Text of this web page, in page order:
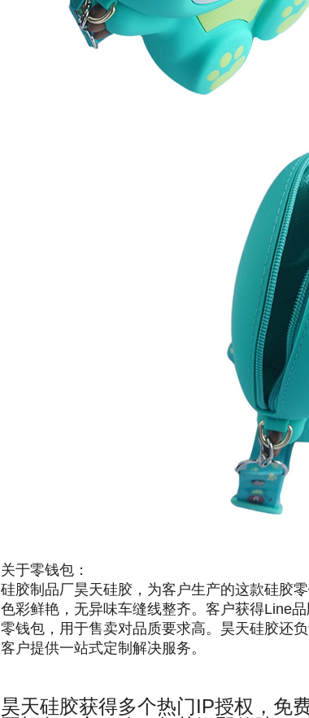
关于零钱包：
硅胶制品厂昊天硅胶，为客户生产的这款硅胶
色彩鲜艳，无异味车缝线整齐。客户获得Line
零钱包，用于售卖对品质要求高。昊天硅胶还
客户提供一站式定制解决服务。
昊天硅胶获得多个热门IP授权，免